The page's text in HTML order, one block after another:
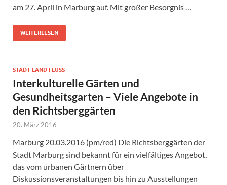
am 27. April in Marburg auf. Mit großer Besorgnis …
WEITERLESEN
STADT LAND FLUSS
Interkulturelle Gärten und
Gesundheitsgarten – Viele Angebote in
den Richtsberggärten
20. März 2016
Marburg 20.03.2016 (pm/red) Die Richtsberggärten der
Stadt Marburg sind bekannt für ein vielfältiges Angebot,
das vom urbanen Gärtnern über
Diskussionsveranstaltungen bis hin zu Ausstellungen